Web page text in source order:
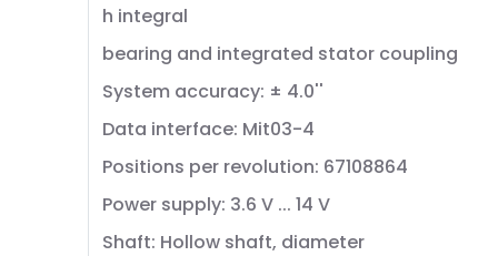
h integral
bearing and integrated stator coupling
System accuracy: ± 4.0''
Data interface: Mit03-4
Positions per revolution: 67108864
Power supply: 3.6 V ... 14 V
Shaft: Hollow shaft, diameter